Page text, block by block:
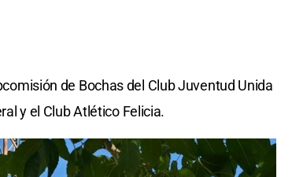
de Bochas del Club Juventud Unida
y el Club Atlético Felicia.